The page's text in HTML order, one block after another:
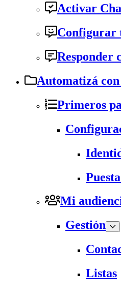
Activar
Configurar
Responder
Automatizá
Primeros
Mi
Gestión
Listas